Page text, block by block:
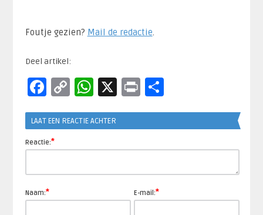
Foutje gezien? Mail de redactie.​
Deel artikel:
Facebook
CopyWhatsApp
X PrintDelen
LAAT EEN REACTIE ACHTER
Reactie:*
Naam:* E-mail:*